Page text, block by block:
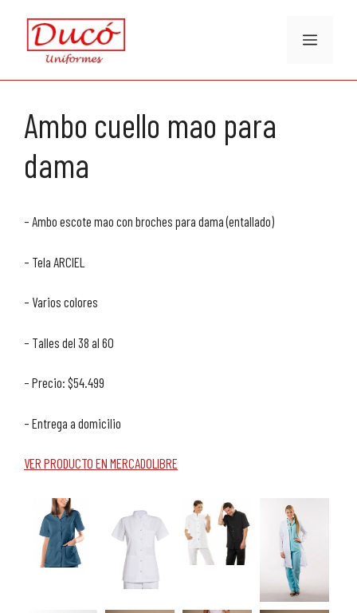
contenido
Menú
Ambo cuello mao para
dama
– Ambo escote mao con broches para dama (entallado)
– Tela ARCIEL
– Varios colores
– Talles del 38 al 60
– Precio: $54.499
– Entrega a domicilio
VER PRODUCTO EN MERCADOLIBRE